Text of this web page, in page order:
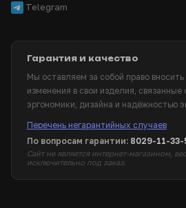
Telegram
Гарантия и качество
Мы оставляем за собой право
изменения в свои изделия,
эргономики, дизайна и надёжностью
Перечень негарантийных случаев
По вопросам гарантии: 8029-11-33-
Сайт не является интернет-магазином,
исключительно под заказ.